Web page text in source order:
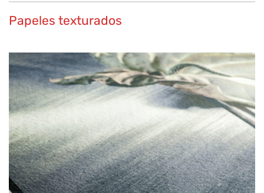
artes como para otras reproducciones artísticas.
Papeles texturados